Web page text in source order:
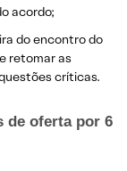
acordo;
do encontro do
retomar as
críticas.
de oferta por 6